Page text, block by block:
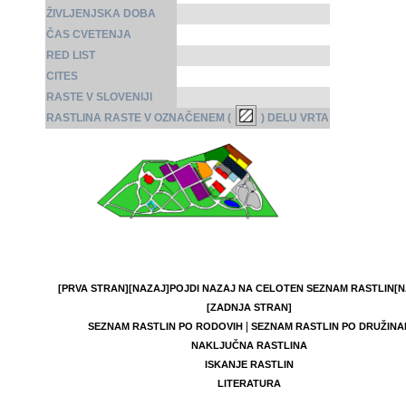
ŽIVLJENJSKA DOBA
ČAS CVETENJA
RED LIST
CITES
RASTE V SLOVENIJI
RASTLINA RASTE V OZNAČENEM (
) DELU VRTA
[PRVA STRAN][NAZAJ]POJDI NAZAJ NA CELOTEN SEZNAM RASTLIN
[ZADNJA STRAN]
SEZNAM RASTLIN PO RODOVIH|
SEZNAM RASTLIN PO
NAKLJUČNA RASTLINA
ISKANJE RASTLIN
LITERATURA